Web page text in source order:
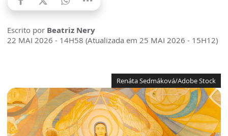
Escrito por Beatriz Nery
22 MAI 2026 - 14H58 (Atualizada em 25 MAI 2026 - 15H12)
Renáta Sedmáková/Adobe Stock